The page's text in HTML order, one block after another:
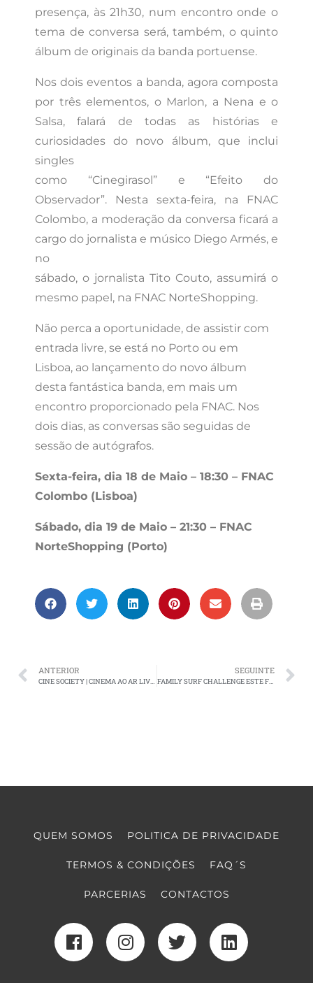
presença, às 21h30, num encontro onde o
tema de conversa será, também, o quinto
álbum de originais da banda portuense.
Nos dois eventos a banda, agora composta
por três elementos, o Marlon, a Nena e o
Salsa, falará de todas as histórias e
curiosidades do novo álbum, que inclui
singles
como “Cinegirasol” e “Efeito do
Observador”. Nesta sexta-feira, na FNAC
Colombo, a moderação da conversa ficará a
cargo do jornalista e músico Diego Armés, e
no
sábado, o jornalista Tito Couto, assumirá o
mesmo papel, na FNAC NorteShopping.
Não perca a oportunidade, de assistir com
entrada livre, se está no Porto ou em
Lisboa, ao lançamento do novo álbum
desta fantástica banda, em mais um
encontro proporcionado pela FNAC. Nos
dois dias, as conversas são seguidas de
sessão de autógrafos.
Sexta-feira, dia 18 de Maio – 18:30 – FNAC
Colombo (Lisboa)
Sábado, dia 19 de Maio – 21:30 – FNAC
NorteShopping (Porto)
ANTERIOR SEGUINTE
FAMILY SURF CHALLENGE ESTE FIM DE SEMANA NO PORTO
QUEM SOMOS POLITICA DE PRIVACIDADE
TERMOS & CONDIÇÕES FAQ´S
PARCERIAS CONTACTOS